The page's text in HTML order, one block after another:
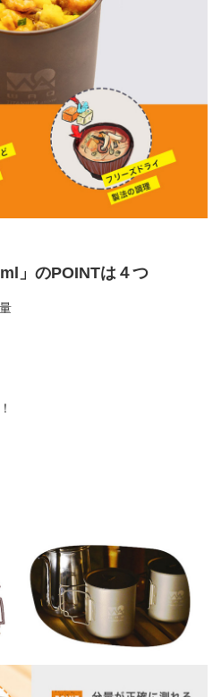
」のPOINTは４つ